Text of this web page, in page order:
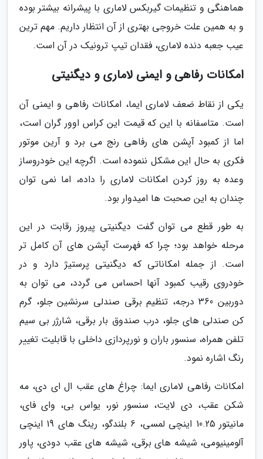
هماهنگی و تنظیمات گیربکس لاماری با پیشرانه بیشتر بوده
و به همین علت خروجی بهتری از آن انتظار داریم. مهم ترین
عیب جعبه دنده لاماری، فقدان تیپ ترونیک در آن است.
امکانات رفاهی و ایمنی لاماری و دیگنیتی
یکی از نقاط ضعف لاماری ایما، امکانات رفاهی و ایمنی آن
است. متاسفانه با این که قیمت این کراس اوور گران است،
اما از کمبود آپشن های رفاهی رنج می برد و آرین موتور
فکری به حال این مشکل ننموده است. اگرچه این خودروساز
وعده به روز کردن امکانات لاماری را داده، اما نمی توان
چندان به این صحبت ها امیدوار بود.
به طور قطع می توان گفت دیگنیتی پیروز رقابت در این
مرحله خواهد بود؛ چرا که فهرست آپشن های آن کامل تر
است. از جمله امکاناتی که دیگنیتی پرستیژ دارد و در
خودروی رقیب کمبود آنها احساس می گردد، می توان به
دوربین 360 درجه، تنظیم برقی صندلی سرنشین جلو، گرم
کن صندلی های جلو، درب صندوق بار برقی، شارژر بی سیم
تلفن همراه، سنسور باران و نورپردازی داخلی با قابلیت تغییر
رنگ اشاره نمود.
امکانات رفاهی لاماری ایما: چراغ های عقب ال ای دی، مه
شکن عقب، دی لایت، سنسور نور، یواس بی، وای فای،
مانیتور 10.25 اینچی لمسی، 6 بلندگو، رینگ های 19 اینچی
آلومینیومی، شیشه های برقی، شیشه های عقب دودی، پاور